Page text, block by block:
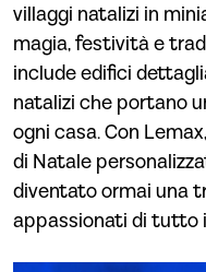
villaggi natalizi in
magia, festività e
include edifici
natalizi che portano
ogni casa. Con
di Natale
diventato ormai una
appassionati di tutto